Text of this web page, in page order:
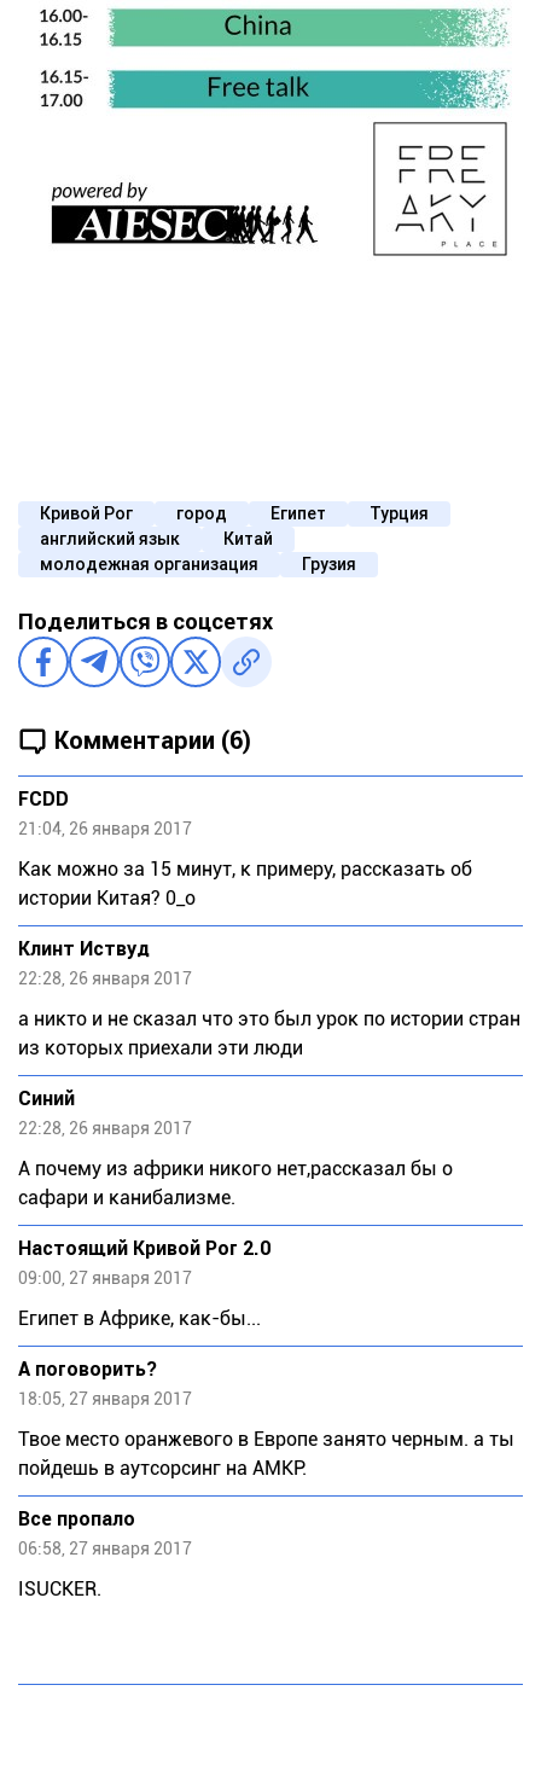
Кривой Рог город Египет
Турция
английский язык
Китай
молодежная организация
Грузия
Поделиться в соцсетях
Комментарии (6)
FCDD
21:04, 26 января 2017
Как можно за 15 минут, к примеру, рассказать об
истории Китая? 0_о
Клинт Иствуд
22:28, 26 января 2017
а никто и не сказал что это был урок по истории стран
из которых приехали эти люди
Синий
22:28, 26 января 2017
А почему из африки никого нет,рассказал бы о
сафари и канибализме.
Настоящий Кривой Рог 2.0
09:00, 27 января 2017
Египет в Африке, как-бы...
А поговорить?
18:05, 27 января 2017
Твое место оранжевого в Европе занято черным. а ты
пойдешь в аутсорсинг на АМКР.
Все пропало
06:58, 27 января 2017
ISUCKER.